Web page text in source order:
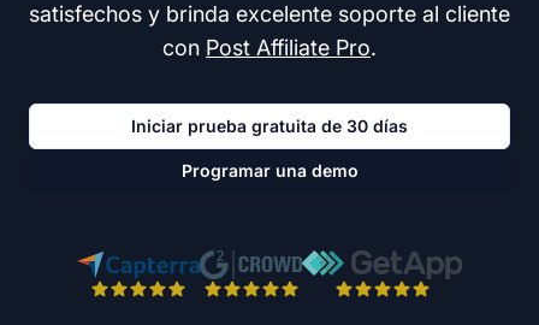
satisfechos y brinda excelente soporte al cliente
con Post Affiliate Pro.
Iniciar prueba gratuita de 30 días
Programar una demo